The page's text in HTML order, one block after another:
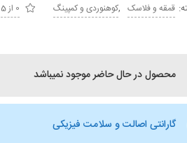
قمقه و فلاسک ,کوهنوردی و کمپینگ 0 از 5
محصول در حال حاضر موجود نمیباشد
گارانتی اصالت و سلامت فیزیکی